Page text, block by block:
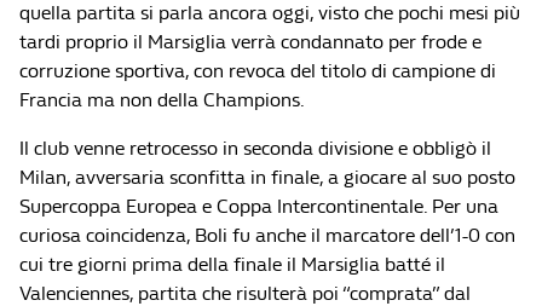
quella partita si parla ancora oggi, visto che pochi mesi più
tardi proprio il Marsiglia verrà condannato per frode e
corruzione sportiva, con revoca del titolo di campione di
Francia ma non della Champions.
Il club venne retrocesso in seconda divisione e obbligò il
Milan, avversaria sconfitta in finale, a giocare al suo posto
Supercoppa Europea e Coppa Intercontinentale. Per una
curiosa coincidenza, Boli fu anche il marcatore dell’1-0 con
cui tre giorni prima della finale il Marsiglia batté il
Valenciennes, partita che risulterà poi “comprata” dal